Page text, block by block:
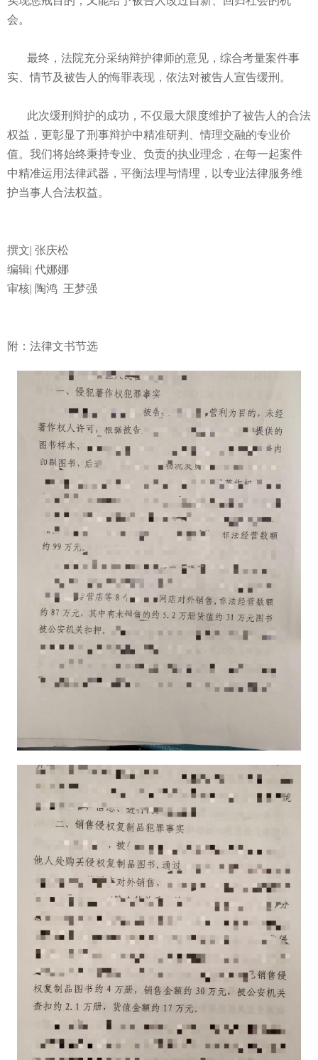
会。
最终，法院充分采纳辩护律师的意见，综合考量案件事
实、情节及被告人的悔罪表现，依法对被告人宣告缓刑。
此次缓刑辩护的成功，不仅最大限度维护了被告人的合法
权益，更彰显了刑事辩护中精准研判、情理交融的专业价
值。我们将始终秉持专业、负责的执业理念，在每一起案件
中精准运用法律武器，平衡法理与情理，以专业法律服务维
护当事人合法权益。
撰文| 张庆松
编辑| 代娜娜
审核| 陶鸿 王梦强
附：法律文书节选